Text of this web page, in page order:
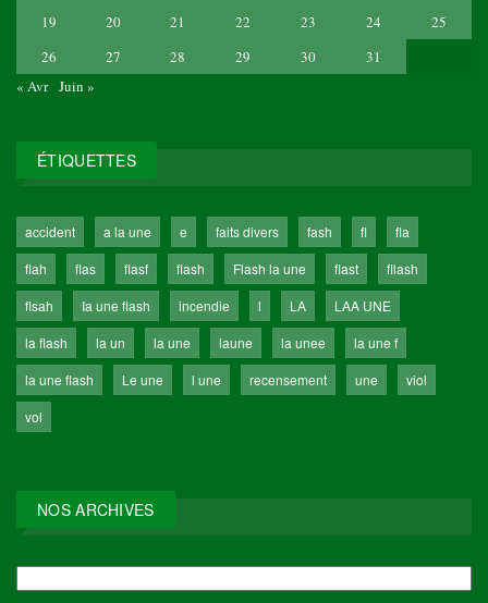
19
20 21 22 23 24
25
26
27 28 29 30
31
« Avr Juin »
ÉTIQUETTES
accident a la une e faits divers fash fl
fla
flah
flas flasf flash Flash la une flast
fllash
flsah
Ia une flash incendie l LA
LAA UNE
la flash
la un la une laune la unee
la une f
la une flash
Le une l une recensement une
viol
vol
NOS ARCHIVES